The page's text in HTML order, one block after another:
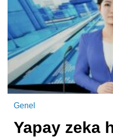
Genel
Yapay zeka